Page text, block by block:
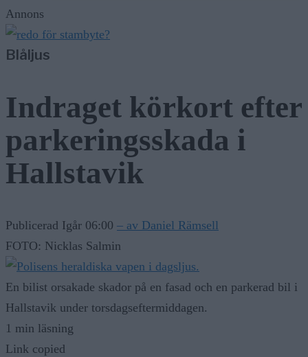
Annons
Blåljus
Indraget körkort efter
parkeringsskada i
Hallstavik
Publicerad Igår 06:00 – av Daniel Rämsell
FOTO: Nicklas Salmin
En bilist orsakade skador på en fasad och en parkerad bil i
Hallstavik under torsdagseftermiddagen.
1 min läsning
Link copied